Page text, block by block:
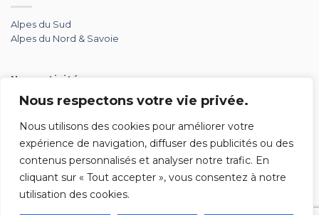
Nous respectons votre vie privée.
Nous utilisons des cookies pour améliorer votre
expérience de navigation, diffuser des publicités ou des
contenus personnalisés et analyser notre trafic. En
cliquant sur « Tout accepter », vous consentez à notre
utilisation des cookies.
Alpes du Sud
Alpes du Nord & Savoie
Nos activités
Aventure
Détente
Glisse
Par équipe
Soirée
Sport mécanique